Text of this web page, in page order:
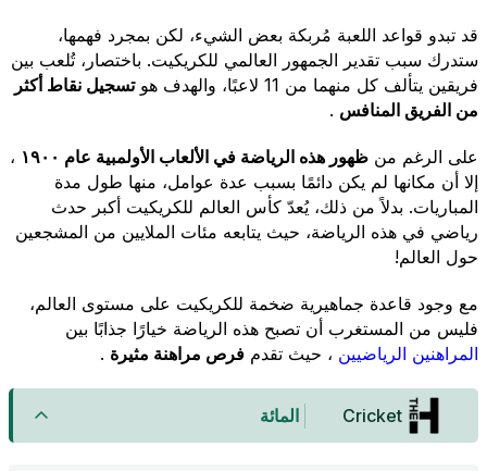
قد تبدو قواعد اللعبة مُربكة بعض الشيء، لكن بمجرد فهمها،
ستدرك سبب تقدير الجمهور العالمي للكريكيت. باختصار، تُلعب بين
فريقين يتألف كل منهما من 11 لاعبًا، والهدف هو
تسجيل نقاط أكثر
من الفريق المنافس .
على الرغم منظهور هذه الرياضة في الألعاب الأولمبية عام ١٩٠٠
،
إلا أن مكانها لم يكن دائمًا بسبب عدة عوامل، منها طول مدة
المباريات. بدلاً من ذلك، يُعدّ كأس العالم للكريكيت أكبر حدث
رياضي في هذه الرياضة، حيث يتابعه مئات الملايين من المشجعين
حول العالم!
مع وجود قاعدة جماهيرية ضخمة للكريكيت على مستوى العالم،
فليس من المستغرب أن تصبح هذه الرياضة خيارًا جذابًا بين
المراهنين الرياضيين، حيث تقدمفرص مراهنة مثيرة .
Cricket المائة